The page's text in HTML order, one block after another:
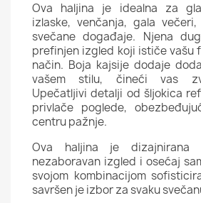
Ova haljina je idealna za
izlaske, venčanja, gala
svečane događaje. Njena
prefinjen izgled koji ističe vašu
način. Boja kajsije dodaje
vašem stilu, čineći vas
Upečatljivi detalji od šljokica
privlače poglede,
centru pažnje.
Ova haljina je
nezaboravan izgled i osećaj
svojom kombinacijom
savršen je izbor za svaku